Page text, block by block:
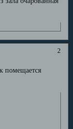
2
помещается